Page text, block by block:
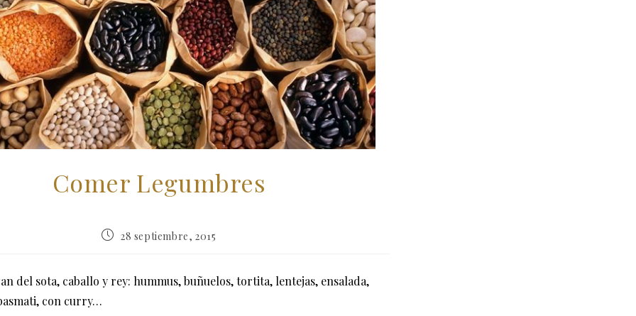
Comer Legumbres
Publicación
entrada:
28 septiembre, 2015
del sota, caballo y rey: hummus, buñuelos, tortita, lentejas, ensalada,
con curry…